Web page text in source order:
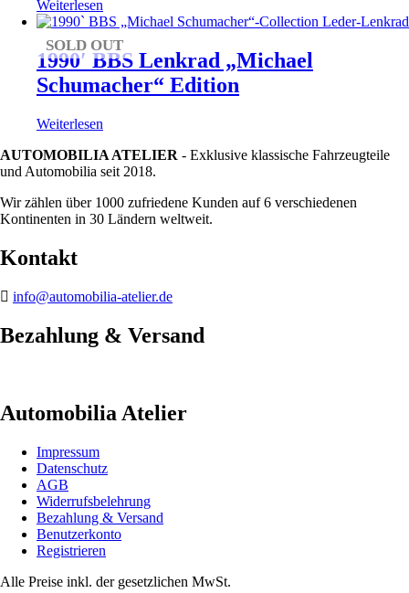
Weiterlesen
SOLD OUT
1990′ BBS Lenkrad „Michael
Schumacher“ Edition
Weiterlesen
AUTOMOBILIA ATELIER - Exklusive klassische Fahrzeugteile
und Automobilia seit 2018.
Wir zählen über 1000 zufriedene Kunden auf 6 verschiedenen
Kontinenten in 30 Ländern weltweit.
Kontakt
info@automobilia-atelier.de
Bezahlung & Versand
Automobilia Atelier
Impressum
Datenschutz
AGB
Widerrufsbelehrung
Bezahlung & Versand
Benutzerkonto
Registrieren
Alle Preise inkl. der gesetzlichen MwSt.